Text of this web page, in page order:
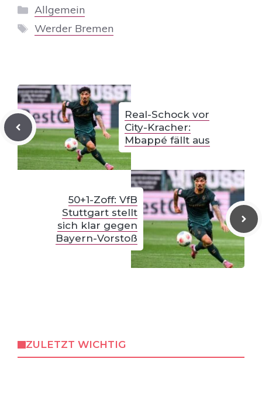
Kategorien
Allgemein
Schlagwörter
Werder Bremen
Real-Schock vor
City-Kracher:
Mbappé fällt aus
50+1-Zoff: VfB
Stuttgart stellt
sich klar gegen
Bayern-Vorstoß
ZULETZT WICHTIG